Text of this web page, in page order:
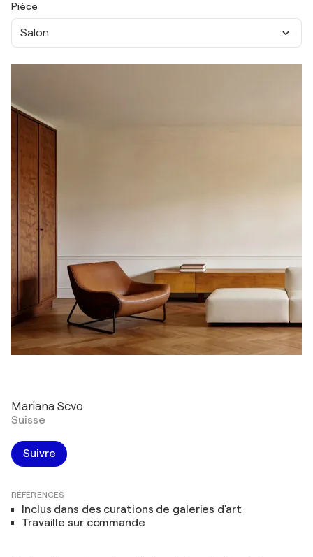
Pièce
Salon
Mariana Scvo
Suisse
Suivre
RÉFÉRENCES
Inclus dans des curations de galeries d'art
Travaille sur commande